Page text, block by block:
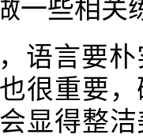
一些相关
语言要
很重要
显得整